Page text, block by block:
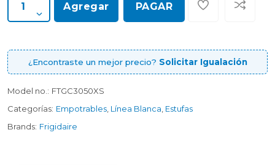
Agregar PAGAR
¿Encontraste un mejor precio? Solicitar Igualación
Model no.: FTGC3050XS
Categorías: Empotrables Línea Blanca Estufas
Brands: Frigidaire